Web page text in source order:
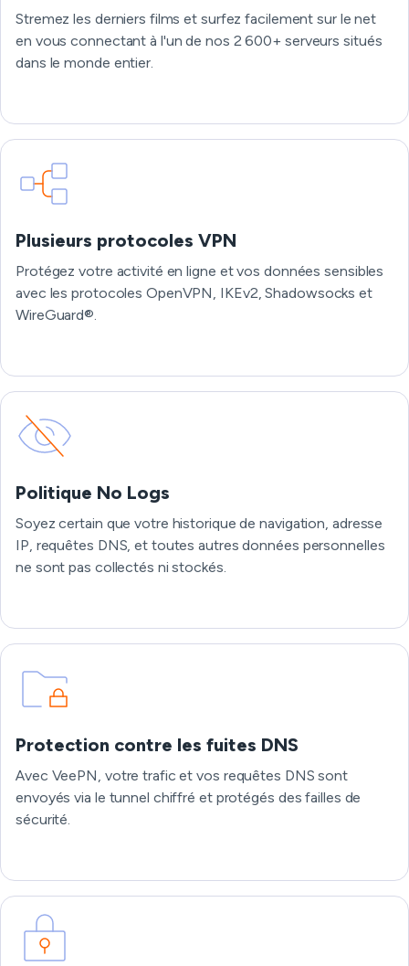
Stremez les derniers films et surfez facilement sur le net
en vous connectant à l'un de nos 2 600+ serveurs situés
dans le monde entier.
Plusieurs protocoles VPN
Protégez votre activité en ligne et vos données sensibles
avec les protocoles OpenVPN, IKEv2, Shadowsocks et
WireGuard®.
Politique No Logs
Soyez certain que votre historique de navigation, adresse
IP, requêtes DNS, et toutes autres données personnelles
ne sont pas collectés ni stockés.
Protection contre les fuites DNS
Avec VeePN, votre trafic et vos requêtes DNS sont
envoyés via le tunnel chiffré et protégés des failles de
sécurité.